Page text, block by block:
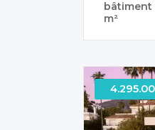
bâtiment
m²